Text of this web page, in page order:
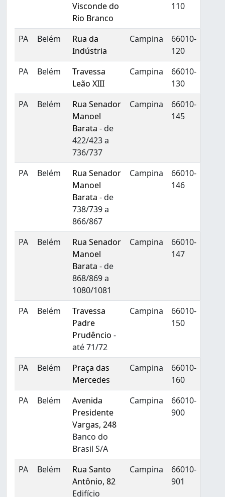
Visconde do
Rio Branco
110
PA Belém
Rua da
Indústria
Campina
66010-
120
PA
Belém
Travessa
Leão XIII
Campina
66010-
130
PA
Belém
Rua Senador
Manoel
Barata - de
422/423 a
736/737
Campina
66010-
145
PA Belém
Rua Senador
Manoel
Barata - de
738/739 a
866/867
Campina
66010-
146
PA Belém
Rua Senador
Manoel
Barata - de
868/869 a
1080/1081
Campina
66010-
147
PA Belém
Travessa
Padre
Prudêncio -
até 71/72
Campina
66010-
150
PA Belém
Praça das
Mercedes
Campina
66010-
160
PA
Belém
Avenida
Presidente
Vargas, 248
Banco do
Brasil S/A
Campina
66010-
900
PA Belém
Rua Santo
Antônio, 82
Edifício
Campina
66010-
901